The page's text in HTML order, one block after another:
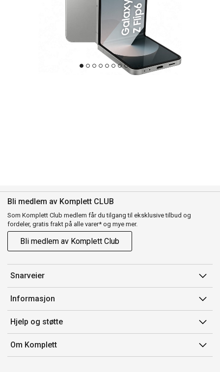
Bli medlem av Komplett CLUB
Som Komplett Club medlem får du tilgang til eksklusive tilbud og
fordeler, gratis frakt på alle varer* og mye mer.
Bli medlem av Komplett Club
Snarveier
Min side
Ordreoversikt
Flex
Komplett Club
Informasjon
Salgsbetingelser
Medlemsvilkår for Komplett Club
Merker/produsent
Hjelp og støtte
Kontakt oss
Kundeservice
Om Komplett